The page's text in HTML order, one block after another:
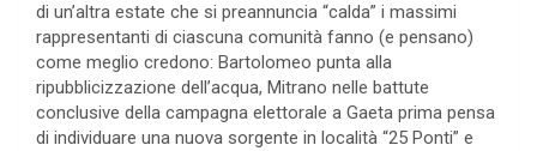
di un’altra estate che si preannuncia “calda” i massimi
rappresentanti di ciascuna comunità fanno (e pensano)
come meglio credono: Bartolomeo punta alla
ripubblicizzazione dell’acqua, Mitrano nelle battute
conclusive della campagna elettorale a Gaeta prima pensa
di individuare una nuova sorgente in località “25 Ponti” e